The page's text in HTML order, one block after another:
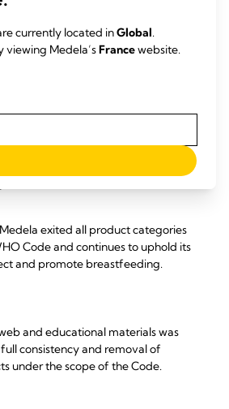
all feeding bottles and teats came into
discontinued, although not
Code, to further reduce potential
exited all product categories
Code and continues to uphold its
and promote breastfeeding.
and educational materials was
consistency and removal of
under the scope of the Code.
currently located inGlobal.
viewing Medela’sFrancewebsite.